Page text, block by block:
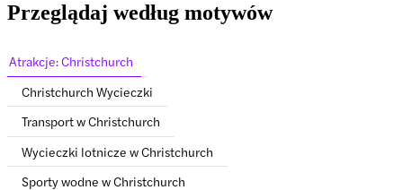
Przeglądaj według motywów
Atrakcje: Christchurch
Christchurch Wycieczki
Transport w Christchurch
Wycieczki lotnicze w Christchurch
Sporty wodne w Christchurch